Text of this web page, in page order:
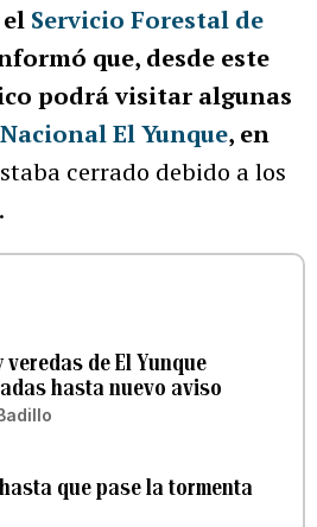
el Servicio Forestal de
que, desde este
podrá visitar algunas
El Yunque, en
cerrado debido a los
de El Yunque
hasta nuevo aviso
que pase la tormenta